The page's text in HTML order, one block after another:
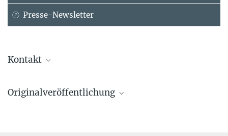
Presse-Newsletter
Kontakt
Max-Planck-Institut für die Physik des Lichts, Erlangen
Originalveröffentlichung